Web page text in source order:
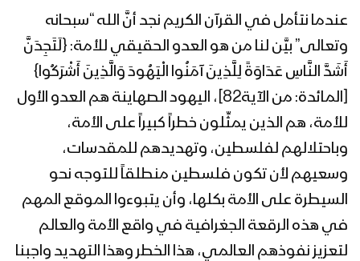
حلقة خاصة عن يوم القدس العالمي مع
رئيس الوفد الوطني الأستاذ محمد عبد
السلام
كليب وحدة الموقف | اليمن – لبنان –
فلسطين – العراق – إيران – 1441 هـ
ميادين الجهاد – حلقة خاصة بمناسبة ذكرى
استشهاد الامام علي ويوم القدس
العالمي وأجواء رمضان في الحديدة
زامل فلسطين – عيسى الليث – 1441هـ
عندما نتأمل في القرآن الكريم نجد أنَّ الله “سبحانه
وتعالى” بيَّن لنا من هو العدو الحقيقي للأمة: {لَتَجِدَنَّ
أَشَدَّ النَّاسِ عَدَاوَةً لِلَّذِينَ آمَنُوا الْيَهُودَ وَالَّذِينَ أَشْرَكُوا}
[المائدة: من الآية82]، اليهود الصهاينة هم العدو الأول
للأمة، هم الذين يمثِّلون خطراً كبيراً على الأمة،
وباحتلالهم لفلسطين، وتهديدهم للمقدسات،
وسعيهم لأن تكون فلسطين منطلقاً للتوجه نحو
السيطرة على الأمة بكلها، وأن يتبوءوا الموقع المهم
في هذه الرقعة الجغرافية في واقع الأمة والعالم
لتعزيز نفوذهم العالمي، هذا الخطر وهذا التهديد واجبنا